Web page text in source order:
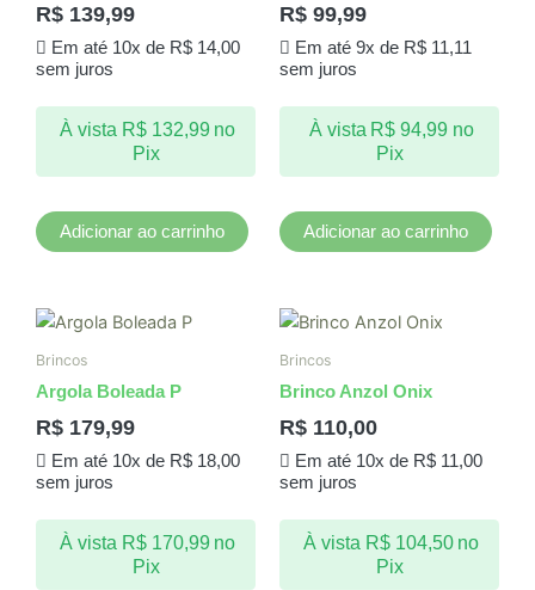
R$ 139,99
Em até 10x de R$14,00
sem juros
À vista R$132,99 no
Pix
Adicionar ao carrinho
R$ 99,99
Em até 9x de R$11,11
sem juros
À vista R$ 94,99 no
Pix
Adicionar ao carrinho
Brincos
Argola Boleada P
R$ 179,99
Em até 10x de R$18,00
sem juros
À vista R$170,99 no
Pix
Brincos
Brinco Anzol Onix
R$ 110,00
Em até 10x de R$11,00
sem juros
À vista R$104,50 no
Pix